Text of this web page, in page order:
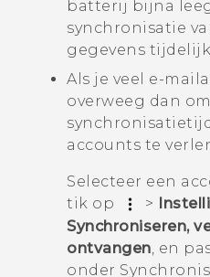
batterij bijna
synchronisatie
gegevens
Als je veel e-
overweeg dan
accounts te
Selecteer een
tik op
>
Synchroniseren,
ontvangen, en
onder